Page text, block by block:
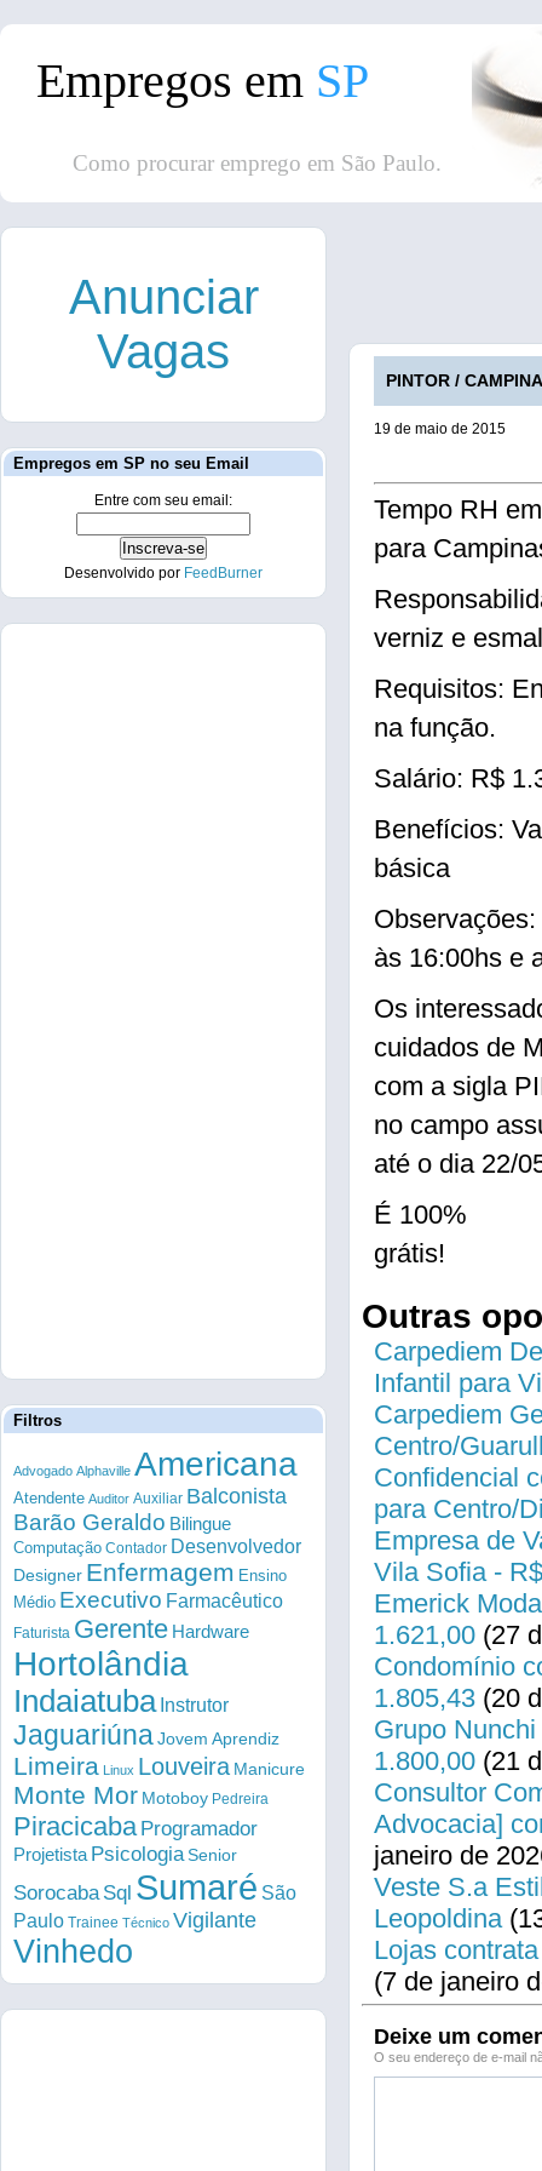
Empregos em SP
Como procurar emprego em São Paulo.
PINTOR /
19 de maio de 2015
Tempo RH
para
verniz e
Requisitos:
na função.
Salário: R$
Benefícios:
básica
às 16:00hs e
Os
cuidados de
com a sigla
no campo
até o dia 22/
É 100%
grátis!
Outras
Carpediem
Infantil para
Carpediem
Centro/
Confidencial
para Centro/
Empresa de
Vila Sofia -
Emerick
1.621,00 (27
Condomínio
1.805,43 (20
Grupo
1.800,00 (21
Consultor
Advocacia]
janeiro de
Veste S.a
Leopoldina
Lojas
(7 de janeiro
Deixe um
O seu endereço de e-mail
Anunciar
Vagas
Empregos em SP no seu Email
Entre com seu email:
Desenvolvido por FeedBurner
Filtros
Advogado Alphaville Americana
Atendente Auditor Auxiliar Balconista
Barão Geraldo Bilingue
Computação Contador Desenvolvedor
Designer Enfermagem Ensino
Médio Executivo Farmacêutico
Faturista Gerente Hardware
Hortolândia
Indaiatuba Instrutor
Jaguariúna Jovem Aprendiz
Limeira Linux Louveira Manicure
Monte Mor Motoboy Pedreira
Piracicaba Programador
Projetista PsicologiaSenior
Sorocaba Sql Sumaré São
Paulo Trainee Técnico Vigilante
Vinhedo